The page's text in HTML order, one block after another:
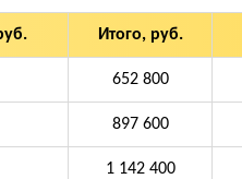
Итого, руб.
652 800
897 600
1 142 400